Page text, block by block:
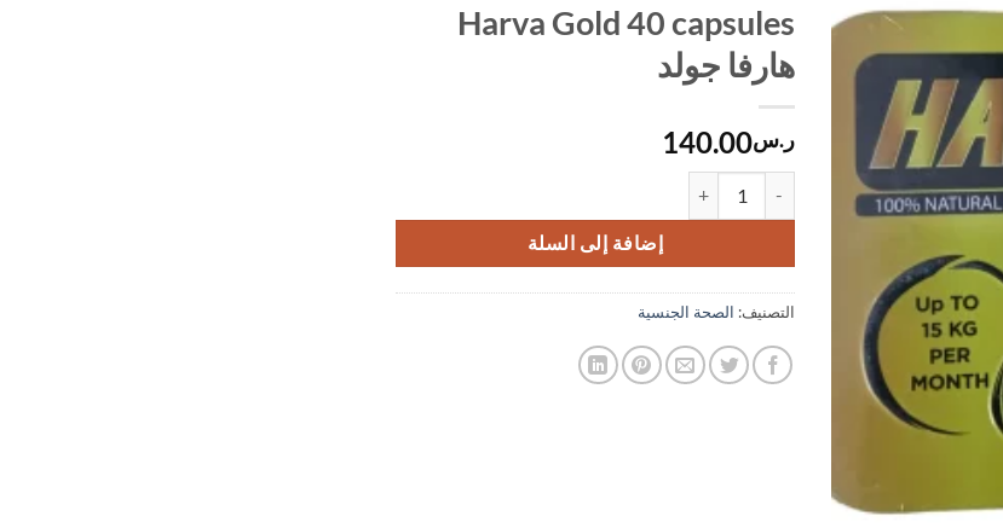
Harva Gold 40 capsules
هارفا جولد
ر.س140.00
إضافة إلى السلة
التصنيف: الصحة الجنسية